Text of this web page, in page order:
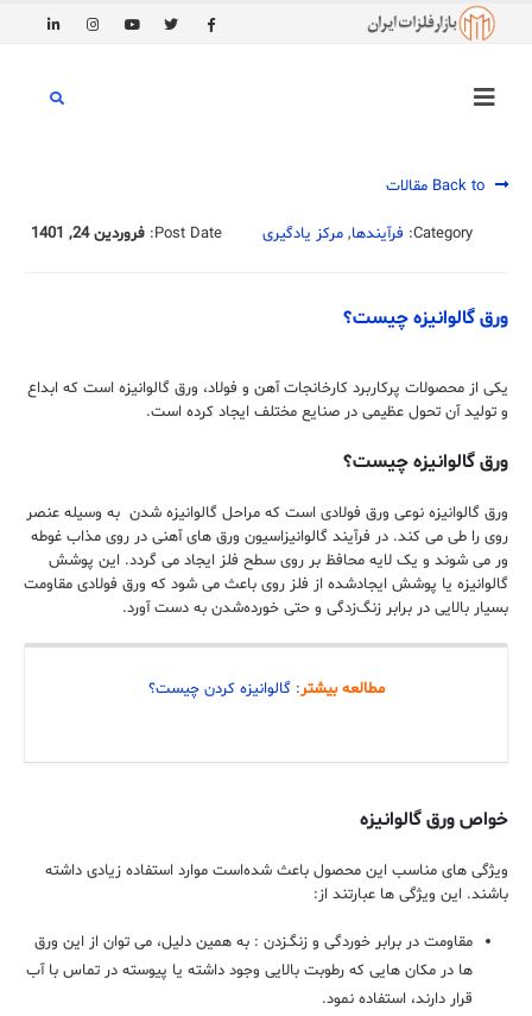
Category: فرآیندها, مرکز یادگیری Post Date: فروردین 24, 1401
ورق گالوانیزه چیست؟
یکی از محصولات پرکاربرد کارخانجات آهن و فولاد، ورق گالوانیزه است که ابداع
و تولید آن تحول عظیمی در صنایع مختلف ایجاد کرده است.
ورق گالوانیزه چیست؟
ورق گالوانیزه نوعی ورق فولادی است که مراحل گالوانیزه شدن به وسیله عنصر
روی را طی می کند. در فرآیند گالوانیزاسیون ورق های آهنی در روی مذاب غوطه
ور می شوند و یک لایه محافظ بر روی سطح فلز ایجاد می گردد. این پوشش
گالوانیزه یا پوشش ایجادشده از فلز روی باعث می شود که ورق فولادی مقاومت
بسیار بالایی در برابر زنگ‌زدگی و حتی خورده‌شدن به دست آورد.
مطالعه بیشتر:گالوانیزه کردن چیست؟
خواص ورق گالوانیزه
ویژگی های مناسب این محصول باعث شده‌است موارد استفاده زیادی داشته
باشند. این ویژگی ها عبارتند از:
مقاومت در برابر خوردگی و زنگـزدن : به همین دلیل، می توان از این ورق
ها در مکان هایی که رطوبت بالایی وجود داشته یا پیوسته در تماس با آب
قرار دارند، استفاده نمود.